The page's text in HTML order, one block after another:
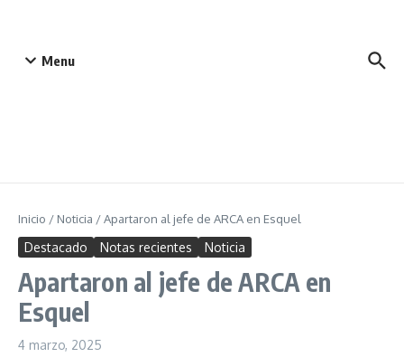
Menu
Inicio / Noticia /Apartaron al jefe de ARCA en Esquel
Destacado Notas recientes Noticia
Apartaron al jefe de ARCA en
Esquel
4 marzo, 2025